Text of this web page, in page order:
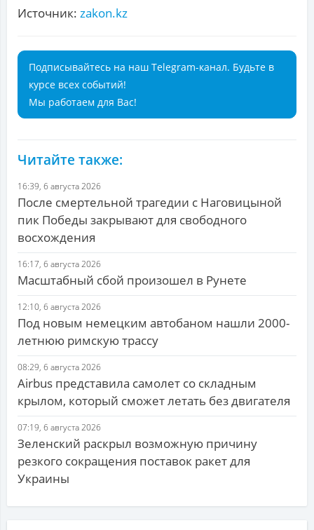
Источник: zakon.kz
Подписывайтесь на наш Telegram-канал. Будьте в
курсе всех событий!
Мы работаем для Вас!
Читайте также:
16:39, 6 августа 2026
После смертельной трагедии с Наговицыной
пик Победы закрывают для свободного
восхождения
16:17, 6 августа 2026
Масштабный сбой произошел в Рунете
12:10, 6 августа 2026
Под новым немецким автобаном нашли 2000-
летнюю римскую трассу
08:29, 6 августа 2026
Airbus представила самолет со складным
крылом, который сможет летать без двигателя
07:19, 6 августа 2026
Зеленский раскрыл возможную причину
резкого сокращения поставок ракет для
Украины